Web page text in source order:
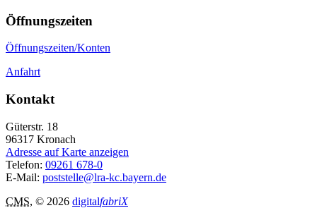
Öffnungszeiten
Öffnungszeiten/Konten
Anfahrt
Kontakt
Güterstr. 18
96317 Kronach
Adresse auf Karte anzeigen
Telefon: 09261 678-0
E-Mail: poststelle@lra-kc.bayern.de
CMS, © 2026 digitalfabriX